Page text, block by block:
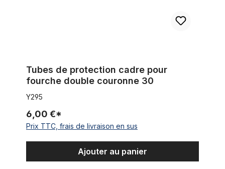
Tubes de protection cadre pour
fourche double couronne 30
Y295
6,00 €*
Prix TTC, frais de livraison en sus
Ajouter au panier